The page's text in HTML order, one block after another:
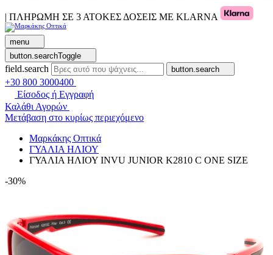
| ΠΛΗΡΩΜΗ ΣΕ 3 ΑΤΟΚΕΣ ΔΟΣΕΙΣ ΜΕ KLARNA
menu
button.searchToggle
field.search button.search
+30 800 3000400
Είσοδος ή Εγγραφή
Καλάθι Αγορών
Μετάβαση στο κυρίως περιεχόμενο
Μαρκάκης Οπτικά
ΓΥΑΛΙΑ ΗΛΙΟΥ
ΓΥΑΛΙΑ ΗΛΙΟΥ INVU JUNIOR K2810 C ONE SIZE
-30%